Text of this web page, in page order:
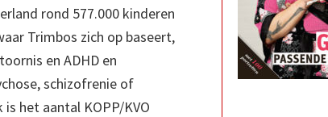
rond 577.000 kinderen
Trimbos zich op baseert,
en ADHD en
schizofrenie of
het aantal KOPP/KVO